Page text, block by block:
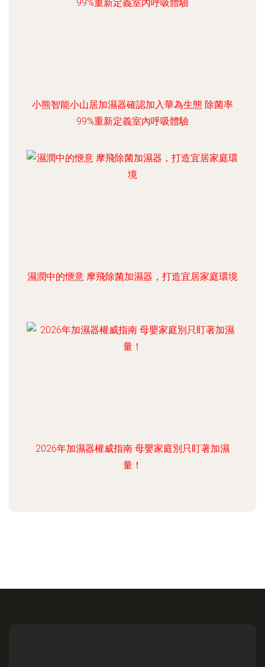
小熊智能小山居加濕器確認加入華為生態 除菌率
99%重新定義室內呼吸體驗
濕潤中的愜意 摩飛除菌加濕器，打造宜居家庭環境
2026年加濕器權威指南 母嬰家庭別只盯著加濕
量！